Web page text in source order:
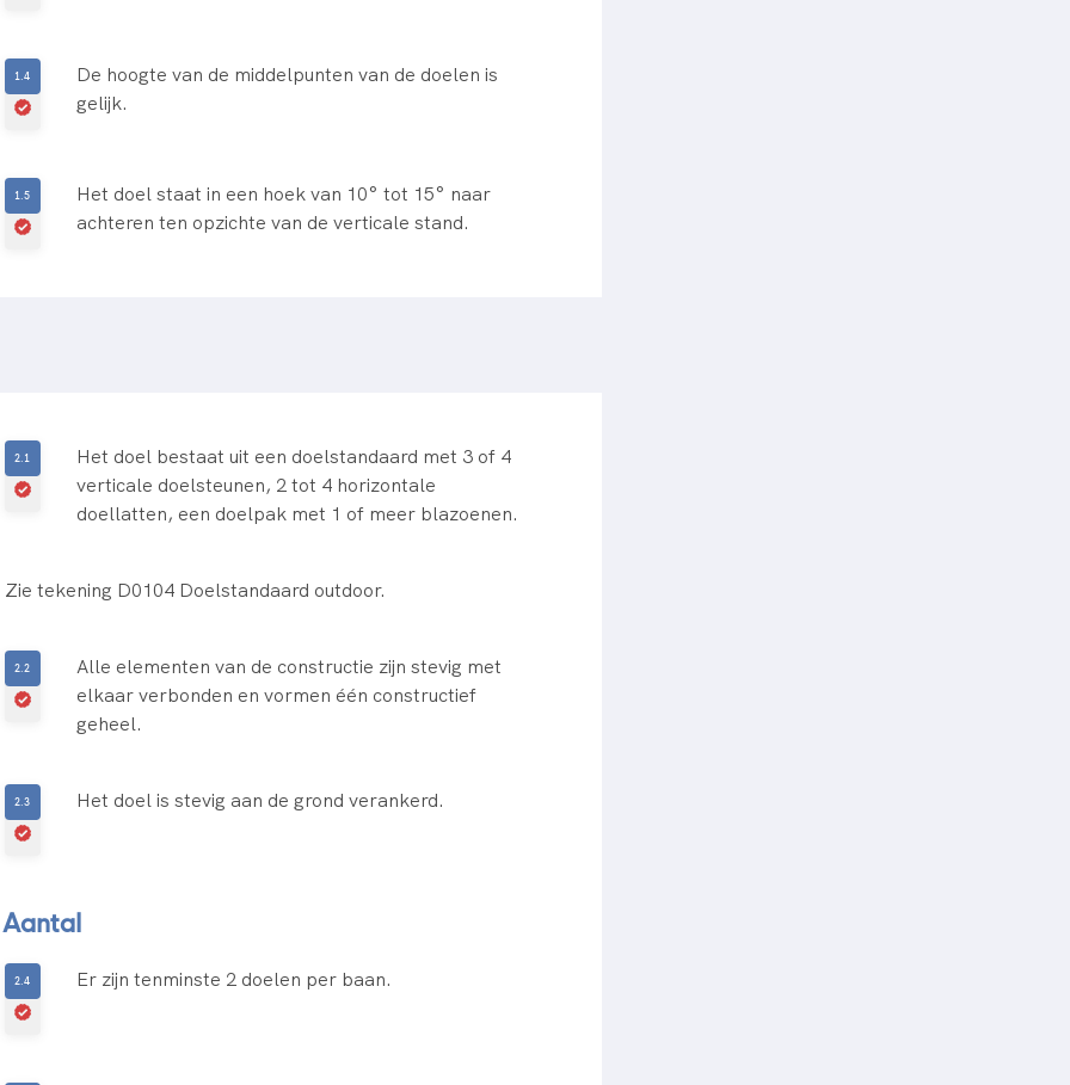
De hoogte van de middelpunten van de doelen is
gelijk.
Het doel staat in een hoek van 10° tot 15° naar
achteren ten opzichte van de verticale stand.
Het doel bestaat uit een doelstandaard met 3 of 4
verticale doelsteunen, 2 tot 4 horizontale
doellatten, een doelpak met 1 of meer blazoenen.
Zie tekening D0104 Doelstandaard outdoor.
Alle elementen van de constructie zijn stevig met
elkaar verbonden en vormen één constructief
geheel.
Het doel is stevig aan de grond verankerd.
Aantal
Er zijn tenminste 2 doelen per baan.